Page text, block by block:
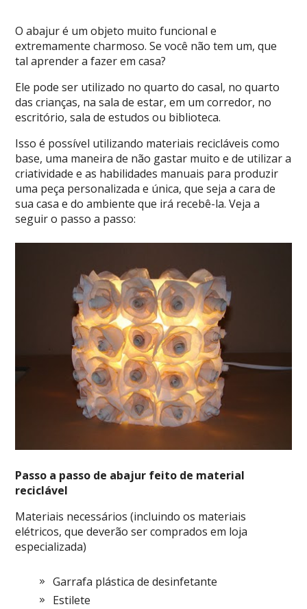
O abajur é um objeto muito funcional e
extremamente charmoso. Se você não tem um, que
tal aprender a fazer em casa?
Ele pode ser utilizado no quarto do casal, no quarto
das crianças, na sala de estar, em um corredor, no
escritório, sala de estudos ou biblioteca.
Isso é possível utilizando materiais recicláveis como
base, uma maneira de não gastar muito e de utilizar a
criatividade e as habilidades manuais para produzir
uma peça personalizada e única, que seja a cara de
sua casa e do ambiente que irá recebê-la. Veja a
seguir o passo a passo:
Passo a passo de abajur feito de material
reciclável
Materiais necessários (incluindo os materiais
elétricos, que deverão ser comprados em loja
especializada)
Garrafa plástica de desinfetante
Estilete